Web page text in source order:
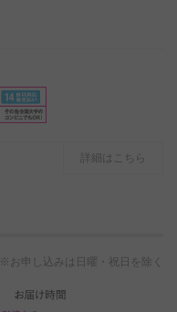
詳細はこちら
※お申し込みは日曜・祝日を除く